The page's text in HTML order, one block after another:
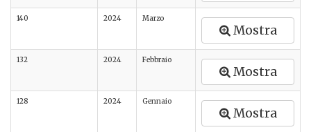
140 2024 Marzo
Mostra
132 2024 Febbraio
Mostra
128 2024 Gennaio
Mostra